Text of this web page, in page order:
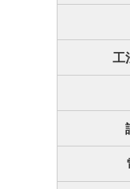
工